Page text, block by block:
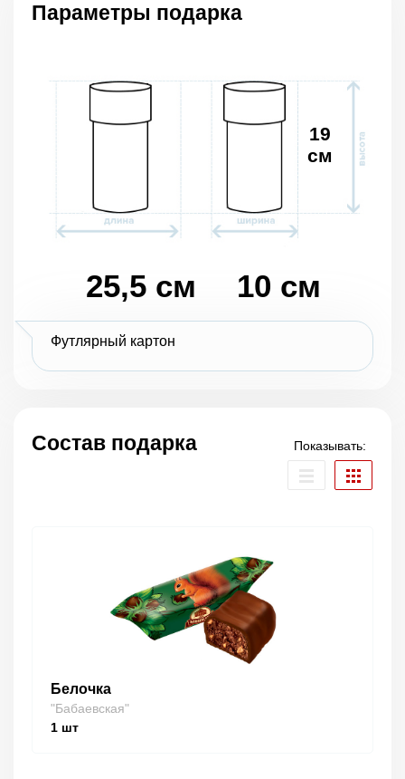
Параметры подарка
25,5 см 10 см
19
см
Футлярный картон
Состав подарка Показывать:
Белочка
"Бабаевская"
1 шт